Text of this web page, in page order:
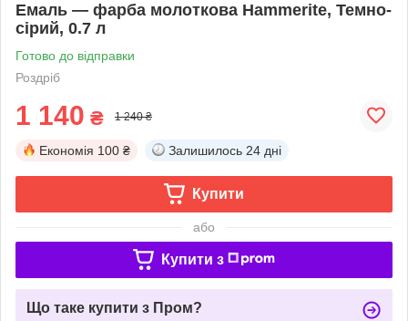
Емаль — фарба молоткова Hammerite, Темно-
сірий, 0.7 л
Готово до відправки
Роздріб
1 140 ₴ 1 240 ₴
Економія 100 ₴ Залишилось 24 дні
Купити
або
Купити з
Що таке купити з Пром?